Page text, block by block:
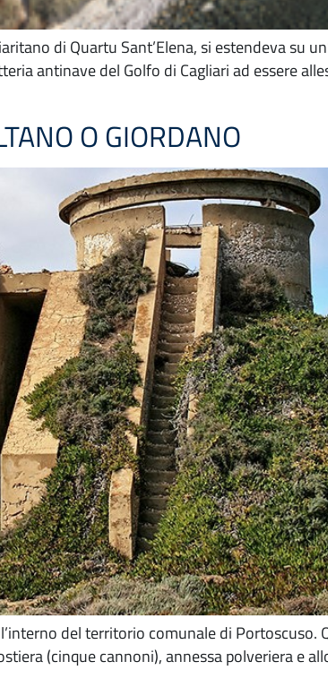
di Quartu Sant’Elena, si estendeva su
antinave del Golfo di Cagliari ad essere
O GIORDANO
del territorio comunale di Portoscuso.
(cinque cannoni), annessa polveriera e